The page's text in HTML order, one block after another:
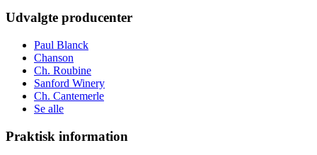
Udvalgte producenter
Paul Blanck
Chanson
Ch. Roubine
Sanford Winery
Ch. Cantemerle
Se alle
Praktisk information